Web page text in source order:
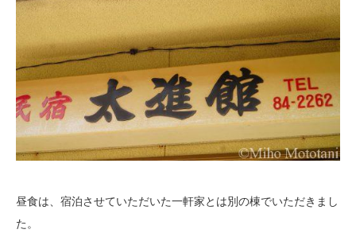
昼食は、宿泊させていただいた一軒家とは別の棟でいただきまし
た。